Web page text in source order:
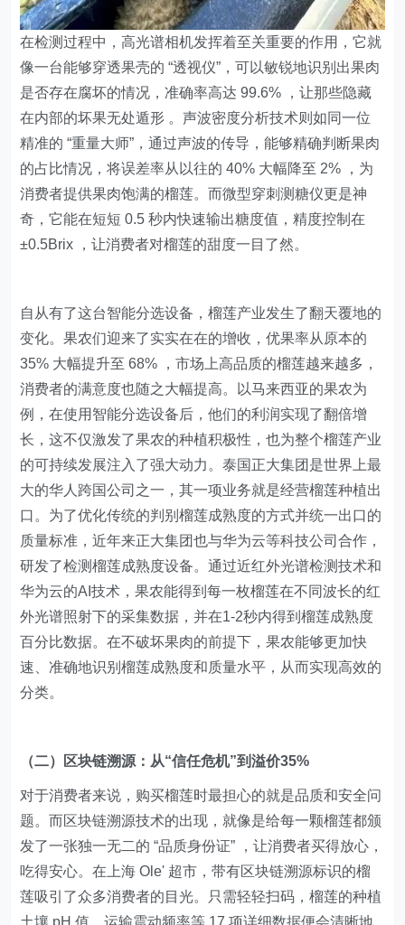
在检测过程中，高光谱相机发挥着至关重要的作用，它就
像一台能够穿透果壳的 “透视仪”，可以敏锐地识别出果肉
是否存在腐坏的情况，准确率高达 99.6% ，让那些隐藏
在内部的坏果无处遁形 。声波密度分析技术则如同一位
精准的 “重量大师”，通过声波的传导，能够精确判断果肉
的占比情况，将误差率从以往的 40% 大幅降至 2% ，为
消费者提供果肉饱满的榴莲。而微型穿刺测糖仪更是神
奇，它能在短短 0.5 秒内快速输出糖度值，精度控制在
±0.5Brix ，让消费者对榴莲的甜度一目了然。
自从有了这台智能分选设备，榴莲产业发生了翻天覆地的
变化。果农们迎来了实实在在的增收，优果率从原本的
35% 大幅提升至 68% ，市场上高品质的榴莲越来越多，
消费者的满意度也随之大幅提高。以马来西亚的果农为
例，在使用智能分选设备后，他们的利润实现了翻倍增
长，这不仅激发了果农的种植积极性，也为整个榴莲产业
的可持续发展注入了强大动力。泰国正大集团是世界上最
大的华人跨国公司之一，其一项业务就是经营榴莲种植出
口。为了优化传统的判别榴莲成熟度的方式并统一出口的
质量标准，近年来正大集团也与华为云等科技公司合作，
研发了检测榴莲成熟度设备。通过近红外光谱检测技术和
华为云的AI技术，果农能得到每一枚榴莲在不同波长的红
外光谱照射下的采集数据，并在1-2秒内得到榴莲成熟度
百分比数据。在不破坏果肉的前提下，果农能够更加快
速、准确地识别榴莲成熟度和质量水平，从而实现高效的
分类。
（二）区块链溯源：从“信任危机”到溢价35%
对于消费者来说，购买榴莲时最担心的就是品质和安全问
题。而区块链溯源技术的出现，就像是给每一颗榴莲都颁
发了一张独一无二的 “品质身份证” ，让消费者买得放心，
吃得安心。在上海 Ole' 超市，带有区块链溯源标识的榴
莲吸引了众多消费者的目光。只需轻轻扫码，榴莲的种植
土壤 pH 值、运输震动频率等 17 项详细数据便会清晰地